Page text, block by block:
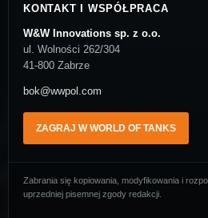
KONTAKT I WSPÓŁPRACA
W&W Innovations sp. z o.o.
ul. Wolności 262/304
41-800 Zabrze
bok@wwpol.com
ZAGRAJ W WORLD OF TANKS
Zabrania się kopiowania, modyfikowania i
uprzedniej pisemnej zgody redakcji.